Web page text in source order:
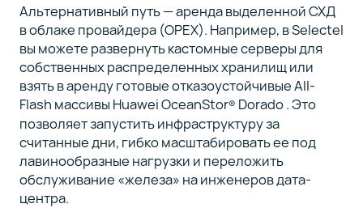
Альтернативный путь — аренда выделенной СХД
в облаке провайдера (OPEX). Например, в Selectel
вы можете развернуть кастомные серверы для
собственных распределенных хранилищ или
взять в аренду готовые отказоустойчивые All-
Flash массивы Huawei OceanStor® Dorado . Это
позволяет запустить инфраструктуру за
считанные дни, гибко масштабировать ее под
лавинообразные нагрузки и переложить
обслуживание «железа» на инженеров дата-
центра.